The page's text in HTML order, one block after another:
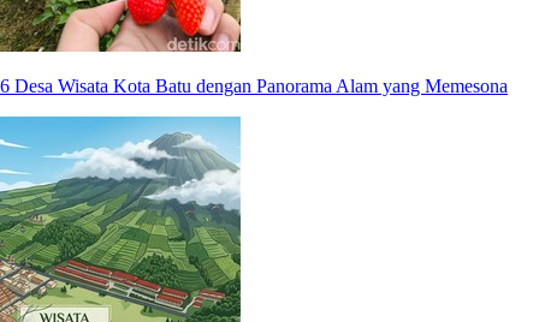
6 Desa Wisata Kota Batu dengan Panorama Alam yang Memesona